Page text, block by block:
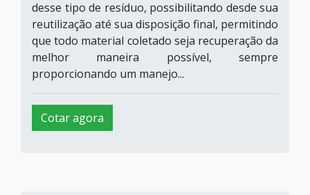
desse tipo de resíduo, possibilitando desde sua
reutilização até sua disposição final, permitindo
que todo material coletado seja recuperação da
melhor maneira possível, sempre
proporcionando um manejo...
Cotar agora